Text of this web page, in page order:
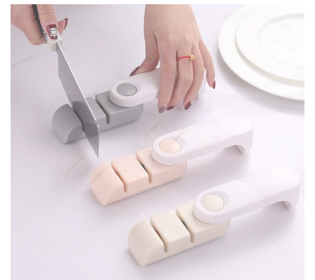
انتقل
إلى
النهاية